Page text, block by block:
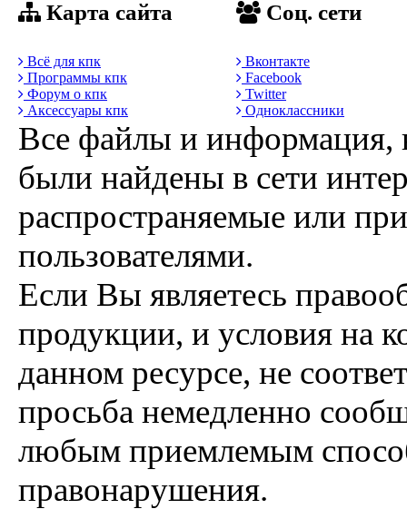
Карта сайта
Всё для кпк
Программы кпк
Форум о кпк
Аксессуары кпк
Соц. сети
Вконтакте
Facebook
Twitter
Одноклассники
Все файлы и информация,
были найдены в сети
распространяемые или
пользователями.
Если Вы являетесь
продукции, и условия на
данном ресурсе, не
просьба немедленно
любым приемлемым
правонарушения.